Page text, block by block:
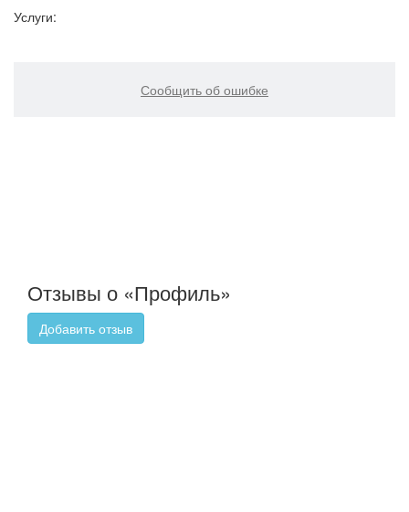
Услуги:
Сообщить об ошибке
Отзывы о «Профиль»
Добавить отзыв